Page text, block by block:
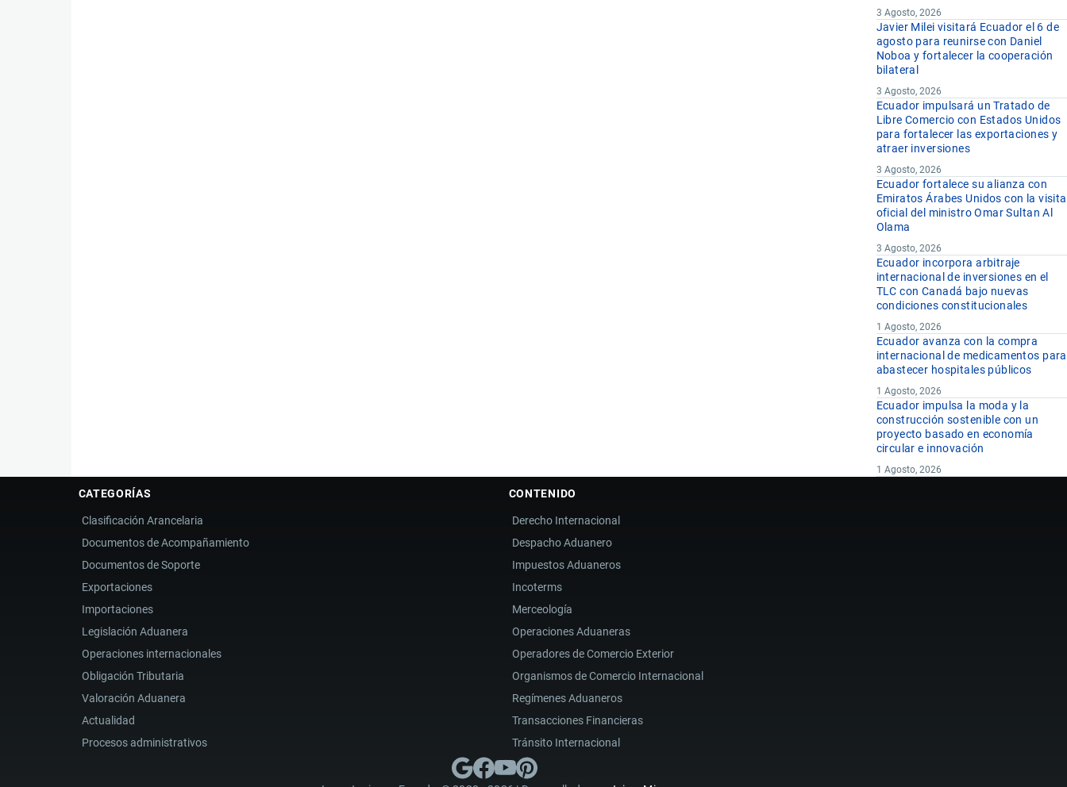
3 Agosto, 2026
Javier Milei visitará Ecuador el 6 de
agosto para reunirse con Daniel
Noboa y fortalecer la cooperación
bilateral
3 Agosto, 2026
Ecuador impulsará un Tratado de
Libre Comercio con Estados Unidos
para fortalecer las exportaciones y
atraer inversiones
3 Agosto, 2026
Ecuador fortalece su alianza con
Emiratos Árabes Unidos con la visita
oficial del ministro Omar Sultan Al
Olama
3 Agosto, 2026
Ecuador incorpora arbitraje
internacional de inversiones en el
TLC con Canadá bajo nuevas
condiciones constitucionales
1 Agosto, 2026
Ecuador avanza con la compra
internacional de medicamentos para
abastecer hospitales públicos
1 Agosto, 2026
Ecuador impulsa la moda y la
construcción sostenible con un
proyecto basado en economía
circular e innovación
1 Agosto, 2026
CATEGORÍAS
Clasificación Arancelaria
Documentos de Acompañamiento
Documentos de Soporte
Exportaciones
Importaciones
Legislación Aduanera
Operaciones internacionales
Obligación Tributaria
Valoración Aduanera
Actualidad
Procesos administrativos
CONTENIDO
Derecho Internacional
Despacho Aduanero
Impuestos Aduaneros
Incoterms
Merceología
Operaciones Aduaneras
Operadores de Comercio Exterior
Organismos de Comercio Internacional
Regímenes Aduaneros
Transacciones Financieras
Tránsito Internacional